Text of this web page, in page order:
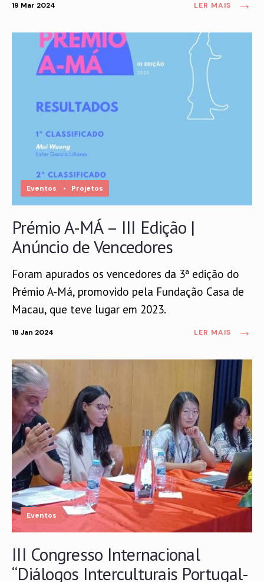
19 Mar 2024 LER MAIS →
Eventos • Projetos
Prémio A-MÁ – III Edição |
Anúncio de Vencedores
Foram apurados os vencedores da 3ª edição do
Prémio A-Má, promovido pela Fundação Casa de
Macau, que teve lugar em 2023.
18 Jan 2024 LER MAIS →
Eventos
III Congresso Internacional
“Diálogos Interculturais Portugal-